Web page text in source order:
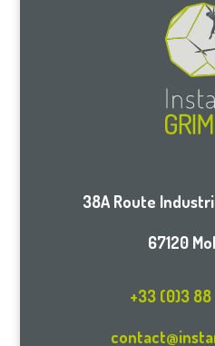
38A Route
67120
+33 (0)3